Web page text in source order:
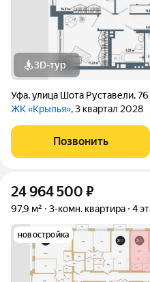
3D-тур
Уфа,улица Шота Руставели,76
ЖК «Крылья», 3 квартал 2028
Позвонить
24 964 500 ₽
97,9 м² 3-комн. квартира 4
новостройка